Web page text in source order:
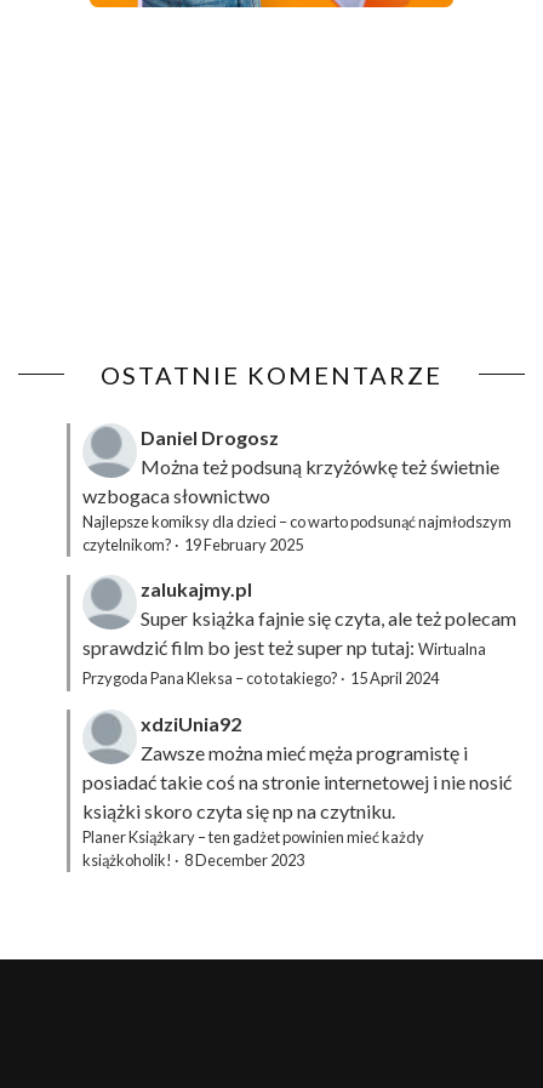
OSTATNIE KOMENTARZE
Daniel Drogosz
Można też podsuną krzyżówkęteż świetnie
wzbogaca słownictwo
Najlepsze komiksy dla dzieci – co warto podsunąć najmłodszym
czytelnikom? · 19 February 2025
zalukajmy.pl
Super książka fajnie się czyta, ale też polecam
sprawdzić film bo jest też super np tutaj: Wirtualna
Przygoda Pana Kleksa – co to takiego? · 15 April 2024
xdziUnia92
Zawsze można mieć męża programistę i
posiadać takie coś na stronie internetowej i nie nosić
książki skoro czyta się np na czytniku.
Planer Książkary – ten gadżet powinien mieć każdy
książkoholik! · 8 December 2023